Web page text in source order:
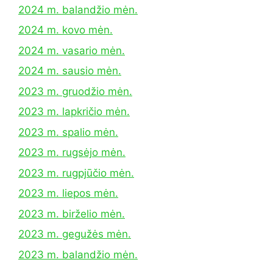
2024 m. balandžio mėn.
2024 m. kovo mėn.
2024 m. vasario mėn.
2024 m. sausio mėn.
2023 m. gruodžio mėn.
2023 m. lapkričio mėn.
2023 m. spalio mėn.
2023 m. rugsėjo mėn.
2023 m. rugpjūčio mėn.
2023 m. liepos mėn.
2023 m. birželio mėn.
2023 m. gegužės mėn.
2023 m. balandžio mėn.